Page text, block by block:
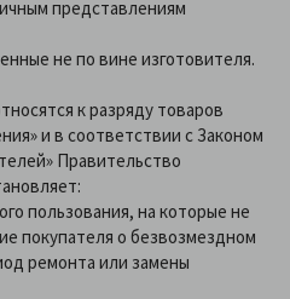
представлениям
не по вине изготовителя.
к разряду товаров
и в соответствии с Законом
Правительство
пользования, на которые не
покупателя о безвозмездном
ремонта или замены